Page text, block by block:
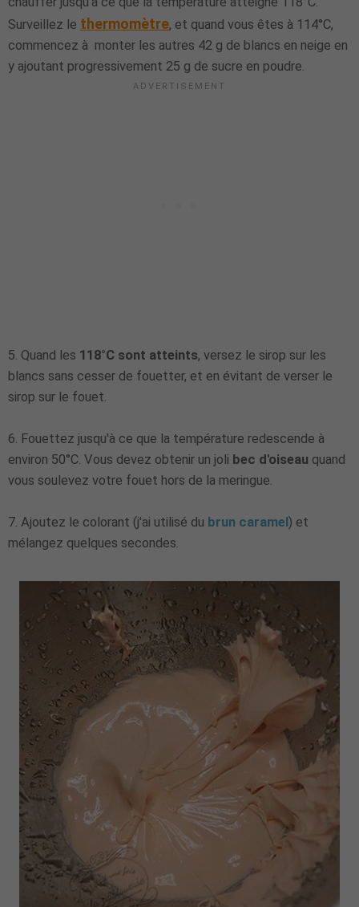
Surveillez le thermomètre, et quand vous êtes à 114°C,
commencez à monter les autres 42 g de blancs en neige en
y ajoutant progressivement 25 g de sucre en poudre.
5. Quand les 118°C sont atteints, versez le sirop sur les
blancs sans cesser de fouetter, et en évitant de verser le
sirop sur le fouet.
6. Fouettez jusqu'à ce que la température redescende à
environ 50°C. Vous devez obtenir un joli bec d'oiseau quand
vous soulevez votre fouet hors de la meringue.
7. Ajoutez le colorant (j'ai utilisé du brun caramel) et
mélangez quelques secondes.